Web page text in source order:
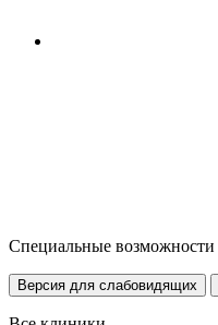
Специальные возможности
Версия для слабовидящих